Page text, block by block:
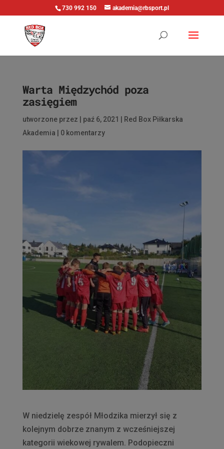
730 992 150 akademia@rbsport.pl
Warta Międzychód poza
zasięgiem
utworzone przez paź 6, 2021
Red Box Piłkarska
Akademia
0 komentarzy
W niedzielę zespół Młodzika mierzył się z
kolejnym dobrze znanym z wcześniejszej
kategorii wiekowej rywalem. Podopieczni